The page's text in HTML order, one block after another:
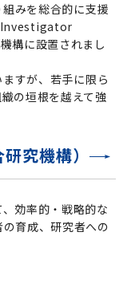
みを総合的に支援
Investigator
構に設置されまし
すが、若手に限ら
の垣根を越えて強
究機構）
効率的・戦略的な
育成、研究者への